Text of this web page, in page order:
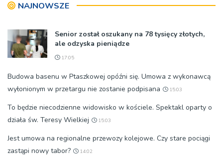
NAJNOWSZE
Senior został oszukany na 78 tysięcy złotych,
ale odzyska pieniądze
17:05
Budowa basenu w Ptaszkowej opóźni się. Umowa z wykonawcą
wyłonionym w przetargu nie zostanie podpisana
15:03
To będzie niecodzienne widowisko w kościele. Spektakl oparty o
działa św. Teresy Wielkiej
15:03
Jest umowa na regionalne przewozy kolejowe. Czy stare pociągi
zastąpi nowy tabor?
14:02